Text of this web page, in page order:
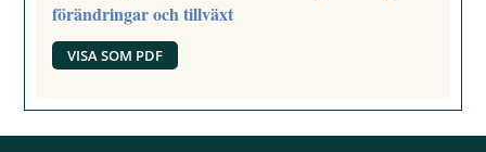
förändringar och tillväxt
VISA SOM PDF